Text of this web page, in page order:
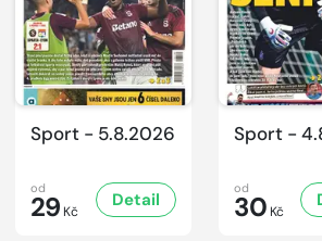
Sport - 5.8.2026
od
29 Kč
Detail
Sport -
od
30 Kč